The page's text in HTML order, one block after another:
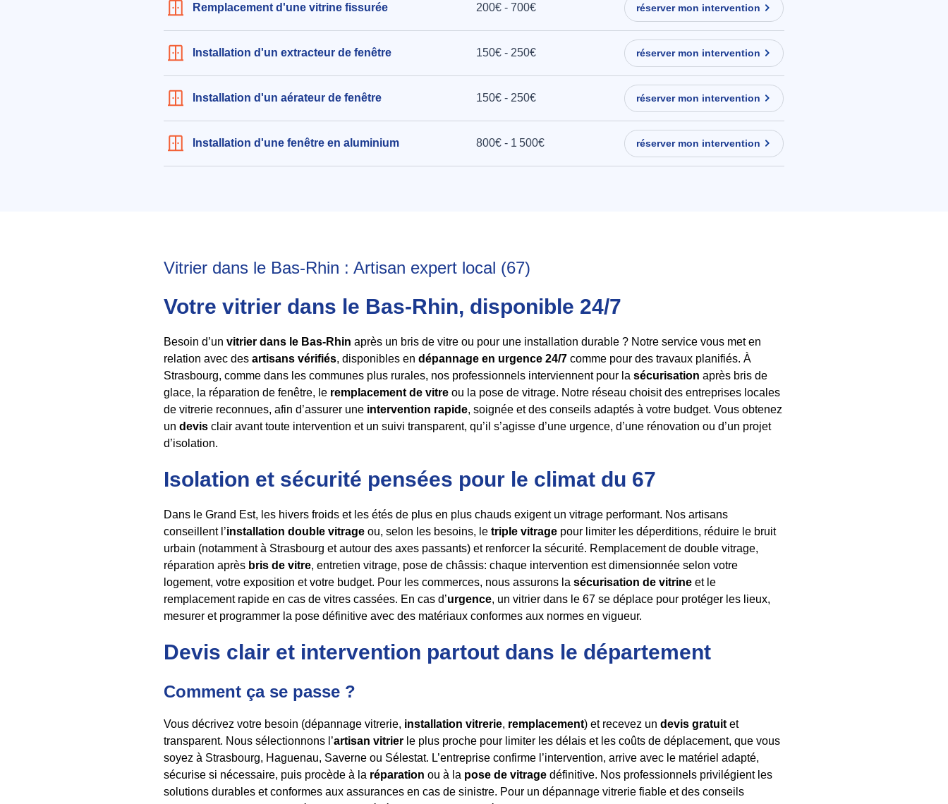
Remplacement d'une vitrine fissurée 200€ - 700€ réserver mon intervention
Installation d'un extracteur de fenêtre 150€ - 250€ réserver mon intervention
Installation d'un aérateur de fenêtre 150€ - 250€ réserver mon intervention
Installation d'une fenêtre en aluminium 800€ - 1 500€ réserver mon intervention
Vitrier dans le Bas-Rhin : Artisan expert local (67)
Votre vitrier dans le Bas-Rhin, disponible 24/7
Besoin d’un vitrier dans le Bas-Rhin après un bris de vitre ou pour une installation durable ? Notre service vous met en
relation avec des artisans vérifiés, disponibles en dépannage en urgence 24/7 comme pour des travaux planifiés. À
Strasbourg, comme dans les communes plus rurales, nos professionnels interviennent pour la sécurisation après bris de
glace, la réparation de fenêtre, le remplacement de vitre ou la pose de vitrage. Notre réseau choisit des entreprises locales
de vitrerie reconnues, afin d’assurer une intervention rapide, soignée et des conseils adaptés à votre budget. Vous obtenez
un devis clair avant toute intervention et un suivi transparent, qu’il s’agisse d’une urgence, d’une rénovation ou d’un projet
d’isolation.
Isolation et sécurité pensées pour le climat du 67
Dans le Grand Est, les hivers froids et les étés de plus en plus chauds exigent un vitrage performant. Nos artisans
conseillent l’installation double vitrage ou, selon les besoins, le triple vitrage pour limiter les déperditions, réduire le bruit
urbain (notamment à Strasbourg et autour des axes passants) et renforcer la sécurité. Remplacement de double vitrage,
réparation après bris de vitre, entretien vitrage, pose de châssis: chaque intervention est dimensionnée selon votre
logement, votre exposition et votre budget. Pour les commerces, nous assurons la sécurisation de vitrine et le
remplacement rapide en cas de vitres cassées. En cas d’urgence, un vitrier dans le 67 se déplace pour protéger les lieux,
mesurer et programmer la pose définitive avec des matériaux conformes aux normes en vigueur.
Devis clair et intervention partout dans le département
Comment ça se passe ?
Vous décrivez votre besoin (dépannage vitrerie, installation vitrerie, remplacement) et recevez un devis gratuit et
transparent. Nous sélectionnons l’artisan vitrier le plus proche pour limiter les délais et les coûts de déplacement, que vous
soyez à Strasbourg, Haguenau, Saverne ou Sélestat. L’entreprise confirme l’intervention, arrive avec le matériel adapté,
sécurise si nécessaire, puis procède à la réparation ou à la pose de vitrage définitive. Nos professionnels privilégient les
solutions durables et conformes aux assurances en cas de sinistre. Pour un dépannage vitrerie fiable et des conseils